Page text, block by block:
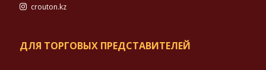
crouton.kz
ДЛЯ ТОРГОВЫХ ПРЕДСТАВИТЕЛЕЙ